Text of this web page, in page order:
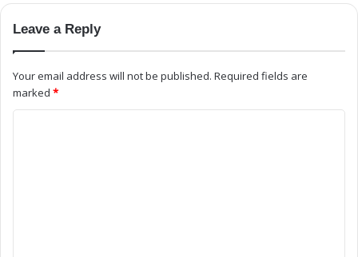
Leave a Reply
Your email address will not be published. Required fields are
marked *